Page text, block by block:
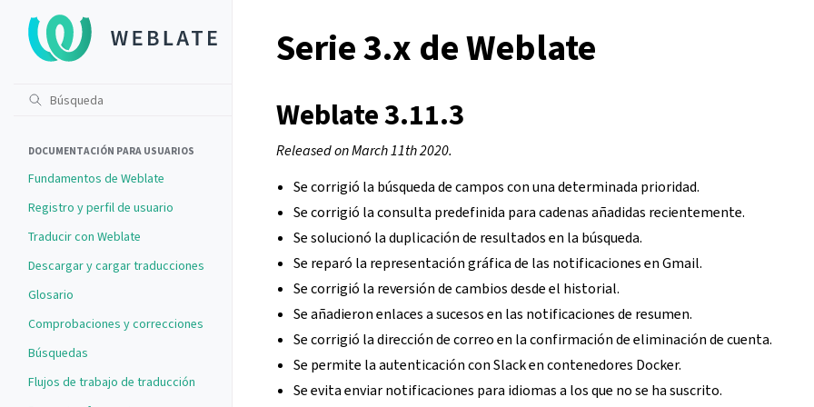
DOCUMENTACIÓN PARA USUARIOS
Fundamentos de Weblate
Registro y perfil de usuario
Traducir con Weblate
Descargar y cargar traducciones
Glosario
Comprobaciones y correcciones
Búsquedas
Flujos de trabajo de traducción
Serie 3.x de Weblate
Weblate 3.11.3
Released on March 11th 2020.
Se corrigió la búsqueda de campos con una determinada prioridad.
Se corrigió la consulta predefinida para cadenas añadidas recientemente.
Se solucionó la duplicación de resultados en la búsqueda.
Se reparó la representación gráfica de las notificaciones en Gmail.
Se corrigió la reversión de cambios desde el historial.
Se añadieron enlaces a sucesos en las notificaciones de resumen.
Se corrigió la dirección de correo en la confirmación de eliminación de cuenta.
Se permite la autenticación con Slack en contenedores Docker.
Se evita enviar notificaciones para idiomas a los que no se ha suscrito.